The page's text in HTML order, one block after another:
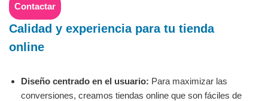
Contactar
Calidad y experiencia para tu tienda
online
Diseño centrado en el usuario: Para maximizar las
conversiones, creamos tiendas online que son fáciles de